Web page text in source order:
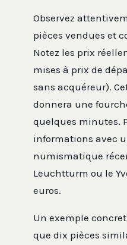
Observez
pièces vendues et
Notez les prix
mises à prix de
sans acquéreur).
donnera une
quelques minutes.
informations avec
numismatique
Leuchtturm ou le
euros.
Un exemple
que dix pièces